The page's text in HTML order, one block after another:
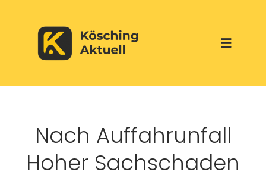
content
Toggle
Aktuelles
Über uns
Nach Auffahrunfall
Hoher Sachschaden